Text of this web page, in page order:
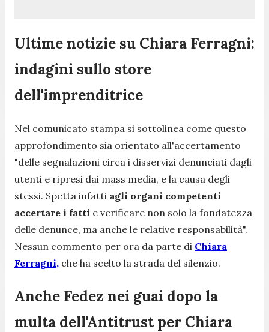
Ultime notizie su Chiara Ferragni:
indagini sullo store
dell'imprenditrice
Nel comunicato stampa si sottolinea come questo
approfondimento sia orientato all'accertamento
"delle segnalazioni circa i disservizi denunciati dagli
utenti e ripresi dai mass media, e la causa degli
stessi. Spetta infatti agli organi competenti
accertare i fatti e verificare non solo la fondatezza
delle denunce, ma anche le relative responsabilità".
Nessun commento per ora da parte di Chiara
Ferragni, che ha scelto la strada del silenzio.
Anche Fedez nei guai dopo la
multa dell'Antitrust per Chiara